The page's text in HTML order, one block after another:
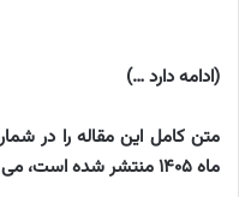
(ادامه دارد …)
ماه 1405 منتشر شده است، می خوانید.